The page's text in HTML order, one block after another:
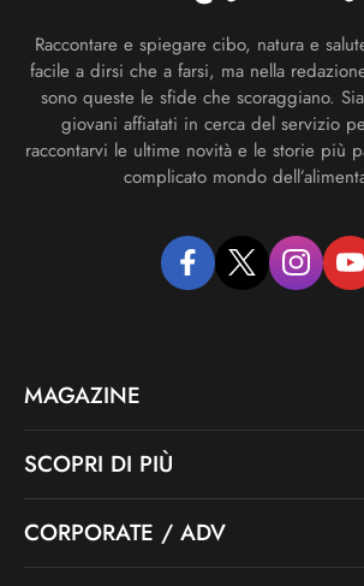
Raccontare e spiegare cibo, natura e
facile a dirsi che a farsi, ma nella
sono queste le sfide che scoraggiano.
giovani affiatati in cerca del servizio
raccontarvi le ultime novità e le storie più
complicato mondo
facebooktwitter instagram
MAGAZINE
SCOPRI DI PIÙ
CORPORATE / ADV